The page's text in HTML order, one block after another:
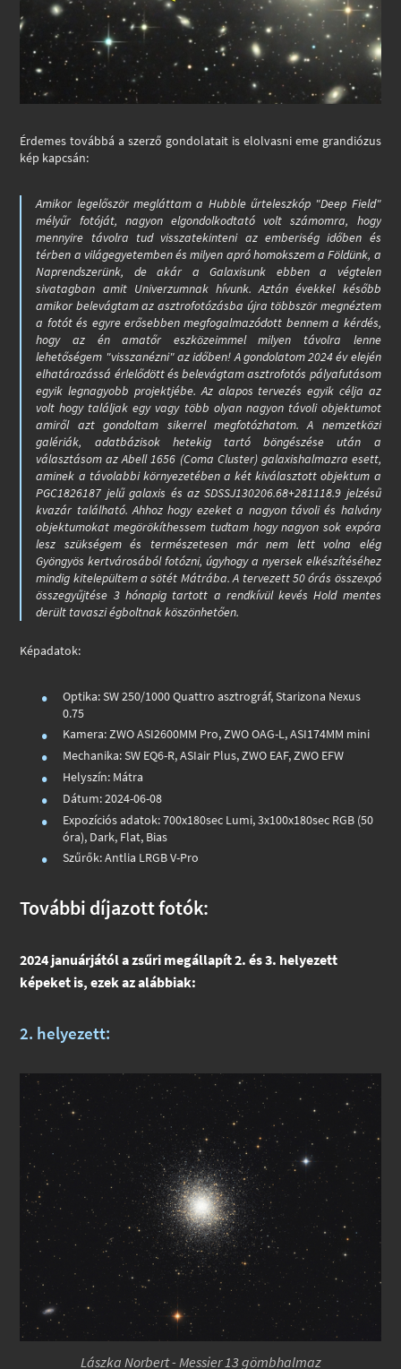
Érdemes továbbá a szerző gondolatait is elolvasni eme grandiózus
kép kapcsán:
Amikor legelőször megláttam a Hubble űrteleszkóp "Deep Field"
mélyűr fotóját, nagyon elgondolkodtató volt számomra, hogy
mennyire távolra tud visszatekinteni az emberiség időben és
térben a világegyetemben és milyen apró homokszem a Földünk, a
Naprendszerünk, de akár a Galaxisunk ebben a végtelen
sivatagban amit Univerzumnak hívunk. Aztán évekkel később
amikor belevágtam az asztrofotózásba újra többször megnéztem
a fotót és egyre erősebben megfogalmazódott bennem a kérdés,
hogy az én amatőr eszközeimmel milyen távolra lenne
lehetőségem "visszanézni" az időben! A gondolatom 2024 év elején
elhatározássá érlelődött és belevágtam asztrofotós pályafutásom
egyik legnagyobb projektjébe. Az alapos tervezés egyik célja az
volt hogy találjak egy vagy több olyan nagyon távoli objektumot
amiről azt gondoltam sikerrel megfotózhatom. A nemzetközi
galériák, adatbázisok hetekig tartó böngészése után a
választásom az Abell 1656 (Coma Cluster) galaxishalmazra esett,
aminek a távolabbi környezetében a két kiválasztott objektum a
PGC1826187 jelű galaxis és az SDSSJ130206.68+281118.9 jelzésű
kvazár található. Ahhoz hogy ezeket a nagyon távoli és halvány
objektumokat megörökíthessem tudtam hogy nagyon sok expóra
lesz szükségem és természetesen már nem lett volna elég
Gyöngyös kertvárosából fotózni, úgyhogy a nyersek elkészítéséhez
mindig kitelepültem a sötét Mátrába. A tervezett 50 órás összexpó
összegyűjtése 3 hónapig tartott a rendkívül kevés Hold mentes
derült tavaszi égboltnak köszönhetően.
Képadatok:
Optika: SW 250/1000 Quattro asztrográf, Starizona Nexus
0.75
Kamera: ZWO ASI2600MM Pro, ZWO OAG-L, ASI174MM mini
Mechanika: SW EQ6-R, ASIair Plus, ZWO EAF, ZWO EFW
Helyszín: Mátra
Dátum: 2024-06-08
Expozíciós adatok: 700x180sec Lumi, 3x100x180sec RGB (50
óra), Dark, Flat, Bias
Szűrők: Antlia LRGB V-Pro
További díjazott fotók:
2024 januárjától a zsűri megállapít 2. és 3. helyezett
képeket is, ezek az alábbiak:
2. helyezett:
Lászka Norbert - Messier 13 gömbhalmaz